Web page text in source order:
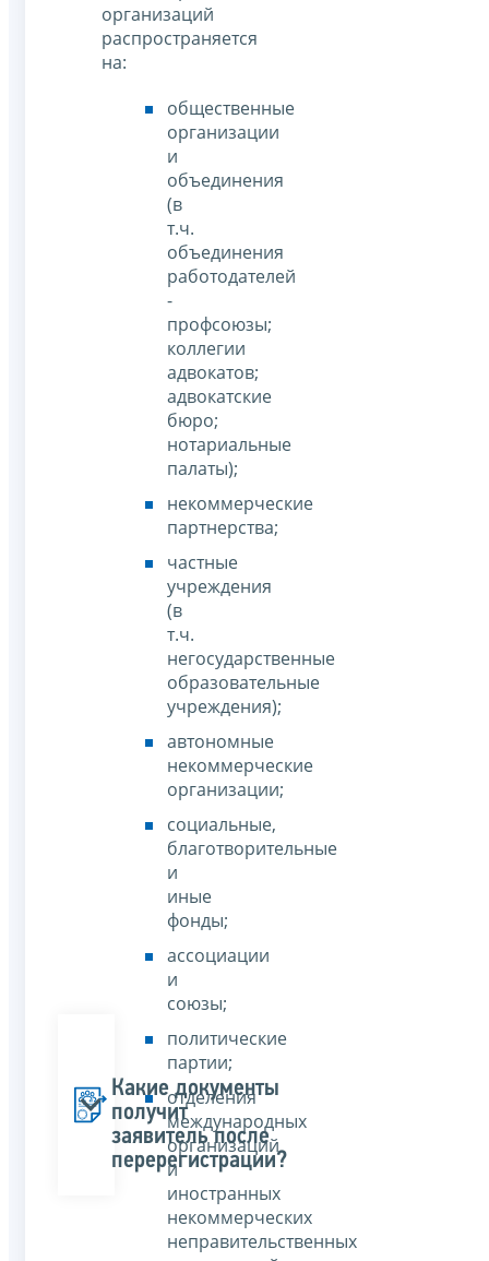
организаций
распространяется
на:
общественные
организации
и
объединения
(в
т.ч.
объединения
работодателей
-
профсоюзы;
коллегии
адвокатов;
адвокатские
бюро;
нотариальные
палаты);
некоммерческие
партнерства;
частные
учреждения
(в
т.ч.
негосударственные
образовательные
учреждения);
автономные
некоммерческие
организации;
социальные,
благотворительные
и
иные
фонды;
ассоциации
и
союзы;
политические
партии;
отделения
международных
организаций
и
иностранных
некоммерческих
неправительственных
Какие документы
получит
заявитель после
перерегистрации?